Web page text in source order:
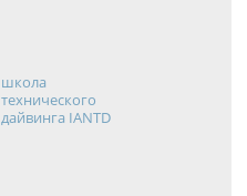
школа
технического
дайвинга IANTD